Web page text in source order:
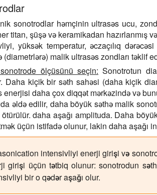
sonotrodlar həmçinin ultrasəs ucu,
titan, şüşə və keramikadan hazırlanmış
yüksək temperatur, əczaçılıq
(diametrlərə) malik ultrasəs zondları təklif
ölçüsünü seçin: Sonotrotun
Daha kiçik bir səth sahəsi (daha kiçik
enerjisi daha çox diqqət mərkəzində və
əldə edilir, daha böyük səthə malik
daha aşağı amplituda. Daha
üçün istifadə olunur, lakin daha aşağı
intensivliyi enerji girişi və
girişi üçün tətbiq olunur: sonotrodun
bir o qədər aşağı olur.